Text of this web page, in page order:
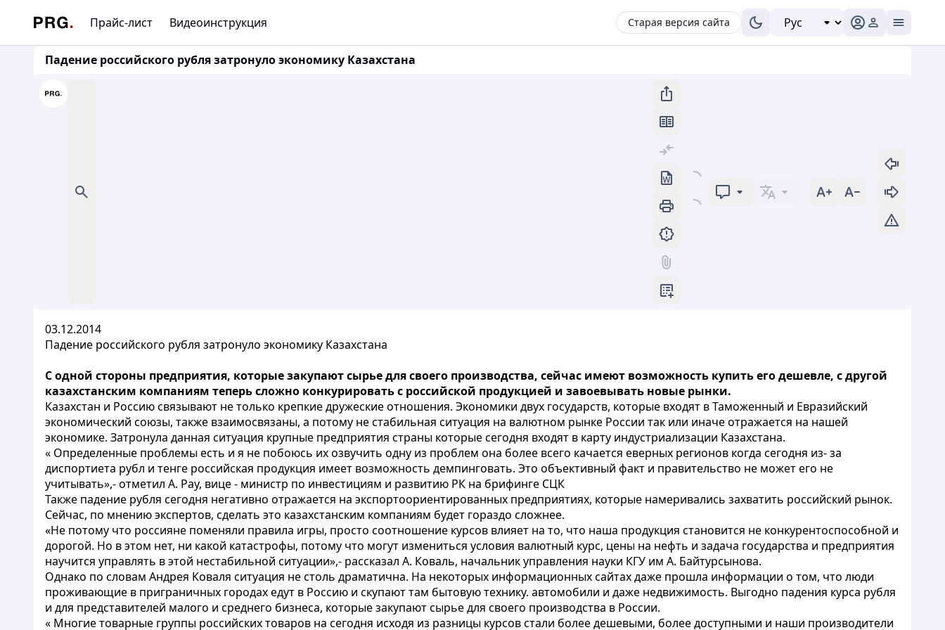
Прайс-лист Видеоинструкция Старая версия сайта
Падение российского рубля затронуло экономику Казахстана
03.12.2014
Падение российского рубля затронуло экономику Казахстана
С одной стороны предприятия, которые закупают сырье для своего производства, сейчас имеют возможность купить его дешевле, с другой
казахстанским компаниям теперь сложно конкурировать с российской продукцией и завоевывать новые рынки.
Казахстан и Россию связывают не только крепкие дружеские отношения. Экономики двух государств, которые входят в Таможенный и Евразийский
экономический союзы, также взаимосвязаны, а потому не стабильная ситуация на валютном рынке России так или иначе отражается на нашей
экономике. Затронула данная ситуация крупные предприятия страны которые сегодня входят в карту индустриализации Казахстана.
« Определенные проблемы есть и я не побоюсь их озвучить одну из проблем она более всего качается еверных регионов когда сегодня из- за
диспортиета рубл и тенге российская продукция имеет возможность демпинговать. Это объективный факт и правительство не может его не
учитывать»,- отметил А. Рау, вице - министр по инвестициям и развитию РК на брифинге СЦК
Также падение рубля сегодня негативно отражается на экспортоориентированных предприятиях, которые намеривались захватить российский рынок.
Сейчас, по мнению экспертов, сделать это казахстанским компаниям будет гораздо сложнее.
«Не потому что россияне поменяли правила игры, просто соотношение курсов влияет на то, что наша продукция становится не конкурентоспособной и
дорогой. Но в этом нет, ни какой катастрофы, потому что могут измениться условия валютный курс, цены на нефть и задача государства и предприятия
научится управлять в этой нестабильной ситуации»,- рассказал А. Коваль, начальник управления науки КГУ им А. Байтурсынова.
Однако по словам Андрея Коваля ситуация не столь драматична. На некоторых информационных сайтах даже прошла информации о том, что люди
проживающие в приграничных городах едут в Россию и скупают там бытовую технику. автомобили и даже недвижимость. Выгодно падения курса рубля
и для представителей малого и среднего бизнеса, которые закупают сырье для своего производства в России.
« Многие товарные группы российских товаров на сегодня исходя из разницы курсов стали более дешевыми, более доступными и наши производители